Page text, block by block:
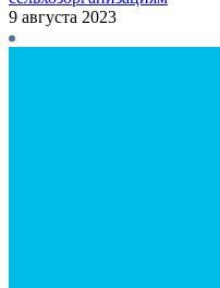
9 августа 2023